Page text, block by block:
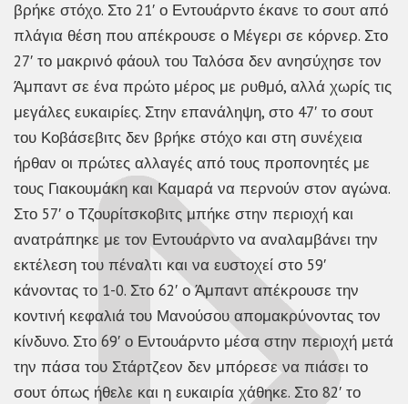
βρήκε στόχο. Στο 21′ ο Εντουάρντο έκανε το σουτ από
πλάγια θέση που απέκρουσε ο Μέγερι σε κόρνερ. Στο
27′ το μακρινό φάουλ του Ταλόσα δεν ανησύχησε τον
Άμπαντ σε ένα πρώτο μέρος με ρυθμό, αλλά χωρίς τις
μεγάλες ευκαιρίες. Στην επανάληψη, στο 47′ το σουτ
του Κοβάσεβιτς δεν βρήκε στόχο και στη συνέχεια
ήρθαν οι πρώτες αλλαγές από τους προπονητές με
τους Γιακουμάκη και Καμαρά να περνούν στον αγώνα.
Στο 57′ ο Τζουρίτσκοβιτς μπήκε στην περιοχή και
ανατράπηκε με τον Εντουάρντο να αναλαμβάνει την
εκτέλεση του πέναλτι και να ευστοχεί στο 59′
κάνοντας το 1-0. Στο 62′ ο Άμπαντ απέκρουσε την
κοντινή κεφαλιά του Μανούσου απομακρύνοντας τον
κίνδυνο. Στο 69′ ο Εντουάρντο μέσα στην περιοχή μετά
την πάσα του Στάρτζεον δεν μπόρεσε να πιάσει το
σουτ όπως ήθελε και η ευκαιρία χάθηκε. Στο 82′ το